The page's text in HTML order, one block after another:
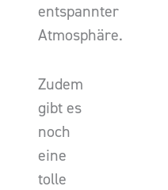
entspannter
Atmosphäre.
Zudem
gibt es
noch
eine
tolle